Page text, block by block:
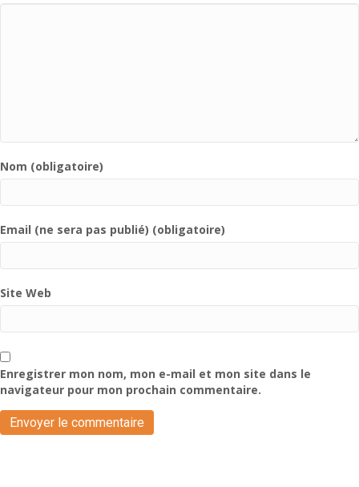
Nom (obligatoire)
Email (ne sera pas publié) (obligatoire)
Site Web
Enregistrer mon nom, mon e-mail et mon site dans le
navigateur pour mon prochain commentaire.